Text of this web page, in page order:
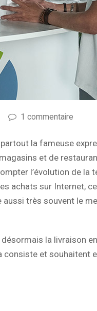
1 commentaire
la fameuse
et de
l’évolution de
achats sur Internet,
très souvent le
la livraison
consiste et souhaitent